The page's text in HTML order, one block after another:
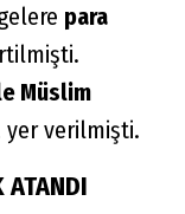
para
Müslim
yer verilmişti.
ATANDI